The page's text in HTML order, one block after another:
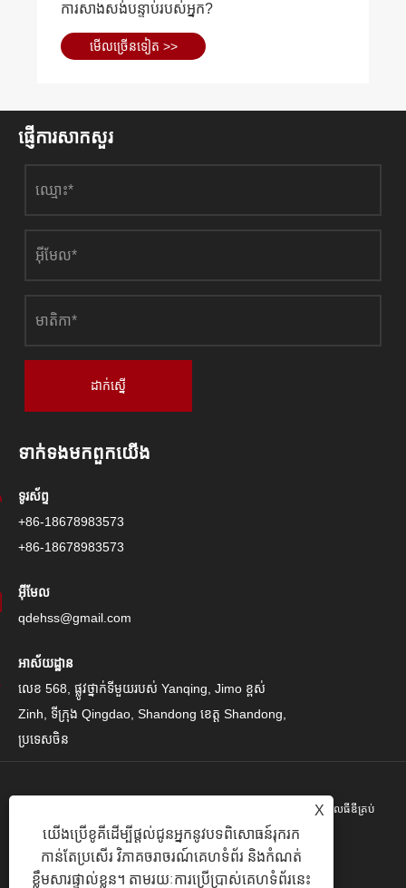
ការសាងសង់បន្ទាប់របស់អ្នក?
មើល​ច្រើន​ទៀត >>
ផ្ញើការសាកសួរ
ដាក់ស្នើ
ទាក់ទង​មក​ពួក​យើង
ទូរស័ព្ទ
+86-18678983573
+86-18678983573
អ៊ីមែល
qdehss@gmail.com
អាស័យដ្ឋាន
លេខ 568, ផ្លូវថ្នាក់ទីមួយរបស់ Yanqing, Jimo ខ្ពស់
Zinh, ទីក្រុង Qingdao, Shandong ខេត្ត Shandong,
ប្រទេសចិន
រក្សាសិទ្ធិ© 2024 Qingdao Eihe Steel Steel Gropspors គ្រុបគ្រុបខូអិលធីឌីគ្រប់
បែបយ៉ាង។
Links | Sitemap | RSS | XML | គោលការណ៍ឯកជនភាព
X
យើងប្រើខូគីដើម្បីផ្តល់ជូនអ្នកនូវបទពិសោធន៍រុករក
កាន់តែប្រសើរ វិភាគចរាចរណ៍គេហទំព័រ និងកំណត់
ខ្លឹមសារផ្ទាល់ខ្លួន។ តាមរយៈការប្រើប្រាស់គេហទំព័រនេះ